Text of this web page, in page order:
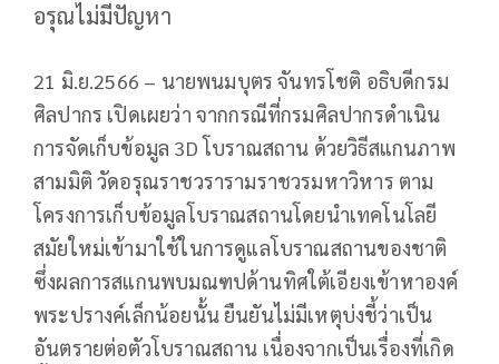
อรุณไม่มีปัญหา
21 มิ.ย.2566 – นายพนมบุตร จันทรโชติ อธิบดีกรม
ศิลปากร เปิดเผยว่า จากกรณีที่กรมศิลปากรดำเนิน
การจัดเก็บข้อมูล 3D โบราณสถาน ด้วยวิธีสแกนภาพ
สามมิติ วัดอรุณราชวรารามราชวรมหาวิหาร ตาม
โครงการเก็บข้อมูลโบราณสถานโดยนำเทคโนโลยี
สมัยใหม่เข้ามาใช้ในการดูแลโบราณสถานของชาติ
ซึ่งผลการสแกนพบมณฑปด้านทิศใต้เอียงเข้าหาองค์
พระปรางค์เล็กน้อยนั้น ยืนยันไม่มีเหตุบ่งชี้ว่าเป็น
อันตรายต่อตัวโบราณสถาน เนื่องจากเป็นเรื่องที่เกิด